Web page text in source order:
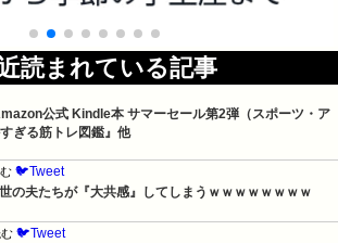
読まれている記事
公式 Kindle本 サマーセール第2弾（スポーツ・ア
ぎる筋トレ図鑑』他
🐦Tweet
の夫たちが『大共感』してしまうｗｗｗｗｗｗｗｗ
🐦Tweet